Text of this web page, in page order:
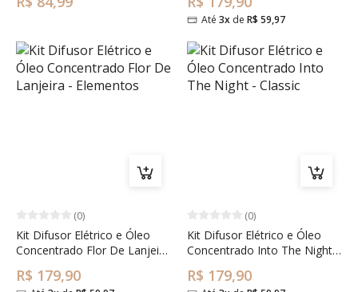
Até3x deR$ 59,97
(0)
Kit Difusor Elétrico e Óleo
Concentrado Flor De Lanjeira
R$ 179,90
(0)
Kit Difusor Elétrico e Óleo
Concentrado Into The Night -
R$ 179,90